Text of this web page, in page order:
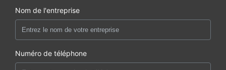
Nom de l'entreprise
Numéro de téléphone